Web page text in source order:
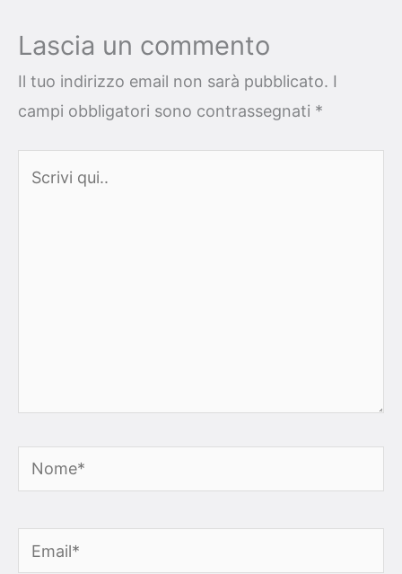
Lascia un commento
Il tuo indirizzo email non sarà pubblicato. I
campi obbligatori sono contrassegnati *
Nome*
Email*